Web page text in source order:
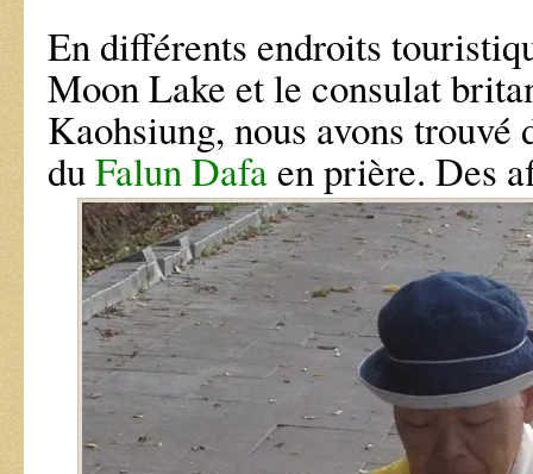
En différents endroits
Moon Lake et le consulat
Kaohsiung, nous avons trouvé
duFalun Dafaen prière. Des